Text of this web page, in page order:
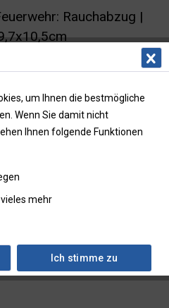
Rauchabzug |
um Ihnen die bestmögliche
Wenn Sie damit nicht
Ihnen folgende Funktionen
mehr
Ich stimme zu